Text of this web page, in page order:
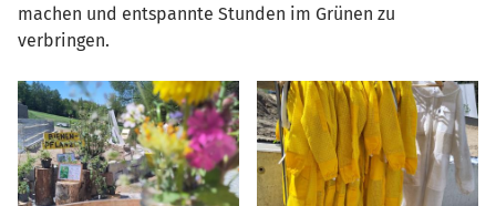
machen und entspannte Stunden im Grünen zu
verbringen.